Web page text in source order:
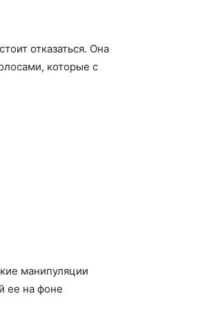
отказаться. Она
которые с
манипуляции
ее на фоне